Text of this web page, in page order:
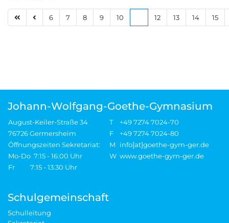
6 7 8 9 10 12 13 14 15
Johann-Wolfgang-Goethe-Gymnasium
August-Keiler-Straße 34 T
+49 7274 7024-70
76726 Germersheim
F
+49 7274 7024-80
Öffnungszeiten Sekretariat:
M
info[at]goethe-gym-ger.de
Mo-Do 7:15 - 16:00 Uhr
W www.goethe-gym-ger.de
Fr 7:15 - 13:30 Uhr
Schulgemeinschaft
Schulleitung